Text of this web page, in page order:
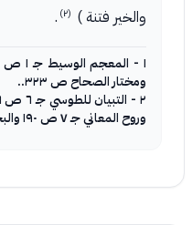
والخير فتنة ) (٢) .
ومختار الصحاح ص ٣٢٣..
وروح المعاني جـ ٧ ص ١٩٠ والبحر المحيط جـ ٥ ص ٤٠٦..